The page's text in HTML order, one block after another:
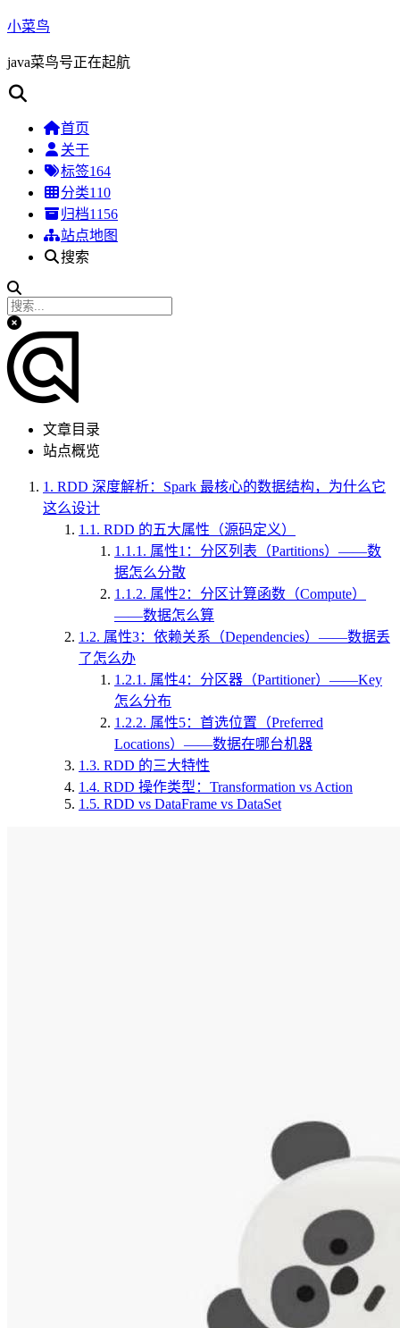
小菜鸟
java菜鸟号正在起航
首页
关于
标签164
分类110
归档1156
站点地图
搜索
文章目录
站点概览
1. RDD 深度解析：Spark 最核心的数据结构，为什么它
这么设计
1.1. RDD 的五大属性（源码定义）
1.1.1. 属性1：分区列表（Partitions）——数
据怎么分散
1.1.2. 属性2：分区计算函数（Compute）
——数据怎么算
1.2. 属性3：依赖关系（Dependencies）——数据丢
了怎么办
1.2.1. 属性4：分区器（Partitioner）——Key
怎么分布
1.2.2. 属性5：首选位置（Preferred
Locations）——数据在哪台机器
1.3. RDD 的三大特性
1.4. RDD 操作类型：Transformation vs Action
1.5. RDD vs DataFrame vs DataSet